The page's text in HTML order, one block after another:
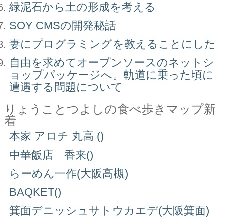
緑泥石から土の形成を考える
SOY CMSの開発秘話
妻にプログラミングを教えることにした
自由を求めてオープンソースのネットシ
ョップパッケージへ。軌道に乗った頃に
遭遇する問題について
りょうことつよしの食べ歩きマップ新
着
本家 アロチ 丸高 ()
中華飯店 香来()
らーめん一作(大阪高槻)
BAQKET()
箕面デニッシュサトウカエデ(大阪箕面)